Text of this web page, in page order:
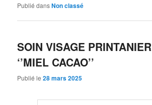
Publié dansNon classé
SOIN VISAGE PRINTANIER
‘’MIEL CACAO’’
Publié le28 mars 2025